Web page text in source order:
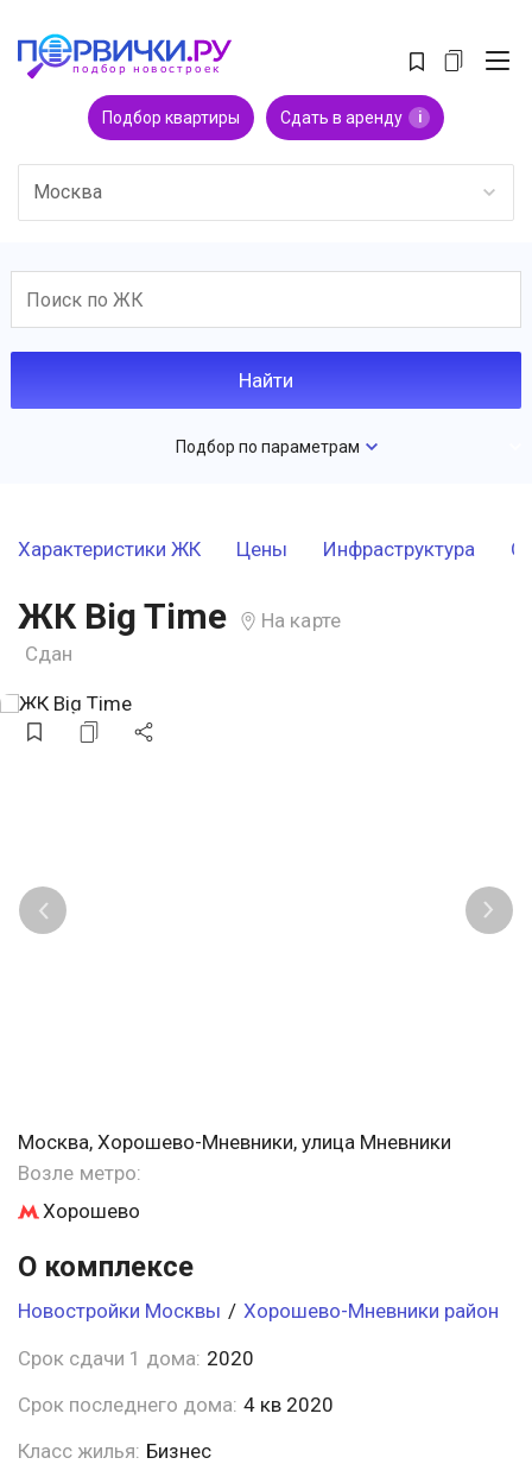
Подбор квартиры Сдать в аренду i
Москва
Подбор по параметрам
Характеристики ЖК Цены Инфраструктура
ЖК Big Time
На карте
Сдан
Москва, Хорошево-Мневники, улица Мневники
Возле метро:
Хорошево
О комплексе
Новостройки Москвы / Хорошево-Мневники район
Срок сдачи 1 дома: 2020
Срок последнего дома: 4 кв 2020
Класс жилья: Бизнес